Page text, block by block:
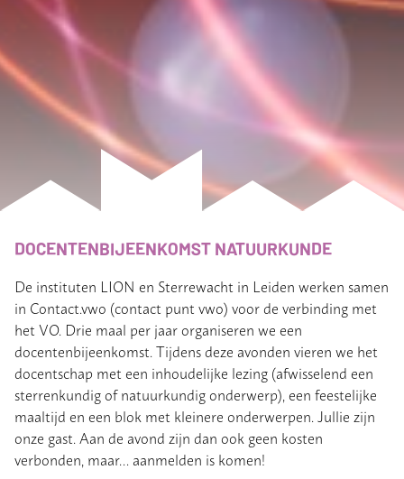
DOCENTENBIJEENKOMST NATUURKUNDE
De instituten LION en Sterrewacht in Leiden werken samen
in Contact.vwo (contact punt vwo) voor de verbinding met
het VO. Drie maal per jaar organiseren we een
docentenbijeenkomst. Tijdens deze avonden vieren we het
docentschap met een inhoudelijke lezing (afwisselend een
sterrenkundig of natuurkundig onderwerp), een feestelijke
maaltijd en een blok met kleinere onderwerpen. Jullie zijn
onze gast. Aan de avond zijn dan ook geen kosten
verbonden, maar… aanmelden is komen!